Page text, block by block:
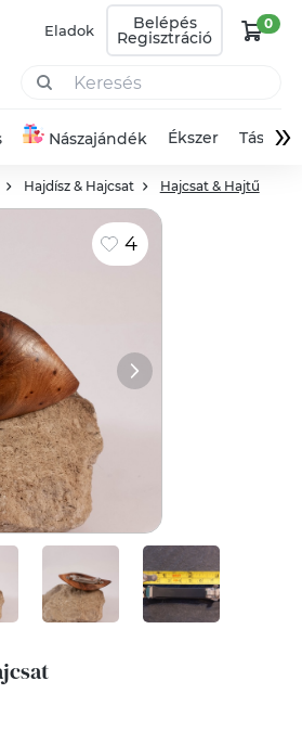
Eladok Belépés
Regisztráció
0
Nászajándék Ékszer Táska»
Hajdísz & Hajcsat Hajcsat & Hajtű
4